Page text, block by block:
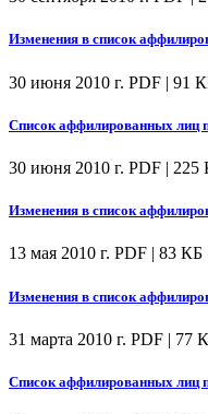
Изменения в список
30 июня 2010 г. PDF | 91
Список аффилированных лиц
30 июня 2010 г. PDF | 225
Изменения в список
13 мая 2010 г. PDF | 83 КБ
Изменения в список
31 марта 2010 г. PDF | 77
Список аффилированных лиц